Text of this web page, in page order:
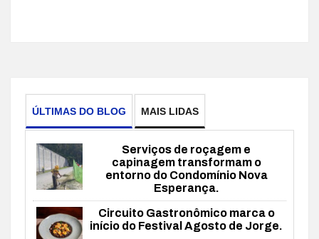
ÚLTIMAS DO BLOG MAIS LIDAS
Serviços de roçagem e
capinagem transformam o
entorno do Condomínio Nova
Esperança.
Circuito Gastronômico marca o
início do Festival Agosto de Jorge.